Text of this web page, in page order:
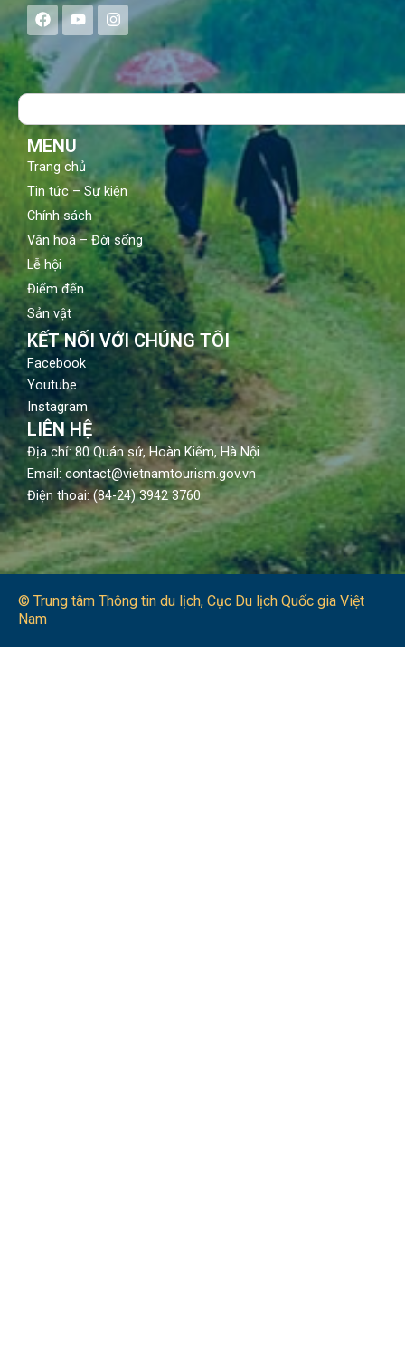
F
a
c
e
b
o
Y
o
u
t
u
b
I
n
s
a
g
Search
MENU
Trang chủ
Tin tức – Sự kiện
Chính sách
Văn hoá – Đời sống
Lễ hội
Điểm đến
Sản vật
KẾT NỐI VỚI CHÚNG TÔI
Facebook
Youtube
Instagram
LIÊN HỆ
Địa chỉ: 80 Quán sứ, Hoàn Kiếm, Hà Nội
Email: contact@vietnamtourism.gov.vn
Điện thoại: (84-24) 3942 3760
© Trung tâm Thông tin du lịch​, Cục Du lịch Quốc gia Việt
Nam